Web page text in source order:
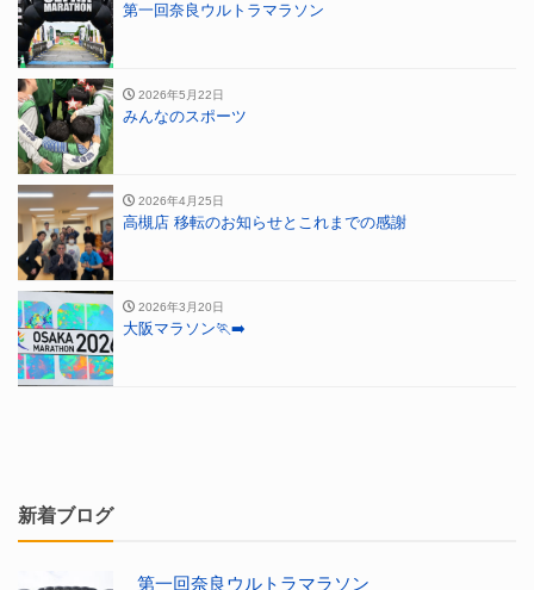
第一回奈良ウルトラマラソン
2026年5月22日
みんなのスポーツ
2026年4月25日
高槻店 移転のお知らせとこれまでの感謝
2026年3月20日
大阪マラソン🏃‍➡️
新着ブログ
第一回奈良ウルトラマラソン